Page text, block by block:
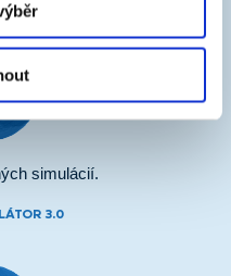
simulácií.
3.0